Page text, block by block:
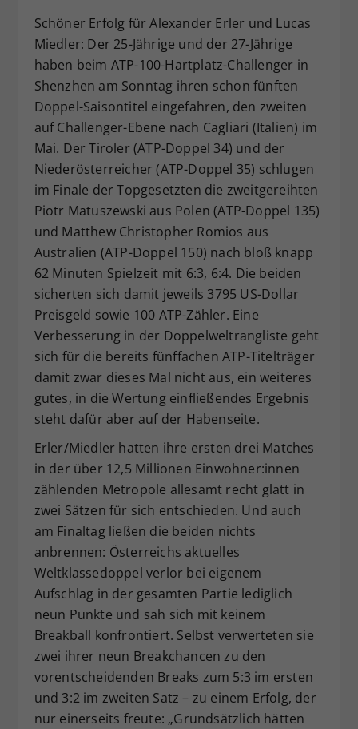
Schöner Erfolg für Alexander Erler und Lucas
Miedler: Der 25-Jährige und der 27-Jährige
haben beim ATP-100-Hartplatz-Challenger in
Shenzhen am Sonntag ihren schon fünften
Doppel-Saisontitel eingefahren, den zweiten
auf Challenger-Ebene nach Cagliari (Italien) im
Mai. Der Tiroler (ATP-Doppel 34) und der
Niederösterreicher (ATP-Doppel 35) schlugen
im Finale der Topgesetzten die zweitgereihten
Piotr Matuszewski aus Polen (ATP-Doppel 135)
und Matthew Christopher Romios aus
Australien (ATP-Doppel 150) nach bloß knapp
62 Minuten Spielzeit mit 6:3, 6:4. Die beiden
sicherten sich damit jeweils 3795 US-Dollar
Preisgeld sowie 100 ATP-Zähler. Eine
Verbesserung in der Doppelweltrangliste geht
sich für die bereits fünffachen ATP-Titelträger
damit zwar dieses Mal nicht aus, ein weiteres
gutes, in die Wertung einfließendes Ergebnis
steht dafür aber auf der Habenseite.
Erler/Miedler hatten ihre ersten drei Matches
in der über 12,5 Millionen Einwohner:innen
zählenden Metropole allesamt recht glatt in
zwei Sätzen für sich entschieden. Und auch
am Finaltag ließen die beiden nichts
anbrennen: Österreichs aktuelles
Weltklassedoppel verlor bei eigenem
Aufschlag in der gesamten Partie lediglich
neun Punkte und sah sich mit keinem
Breakball konfrontiert. Selbst verwerteten sie
zwei ihrer neun Breakchancen zu den
vorentscheidenden Breaks zum 5:3 im ersten
und 3:2 im zweiten Satz – zu einem Erfolg, der
nur einerseits freute: „Grundsätzlich hätten
Zweck
Dieser Wert speichert Ihre Consent-
Einstellungen. Unter anderem eine
zufällig generierte ID, für die
historische Speicherung Ihrer
vorgenommen Einstellungen, falls der
Webseiten-Betreiber dies eingestellt
hat.